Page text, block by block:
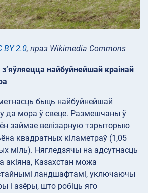
BY 2.0, праз Wikimedia Commons
найбуйнейшай краінай
быць найбуйнейшай
да мора ў свеце. Размешчаны ў
ён займае велізарную тэрыторыю
квадратных кіламетраў (1,05
міль). Нягледзячы на адсутнасць
акіяна, Казахстан можа
ландшафтамі, уключаючы
і азёры, што робіць яго